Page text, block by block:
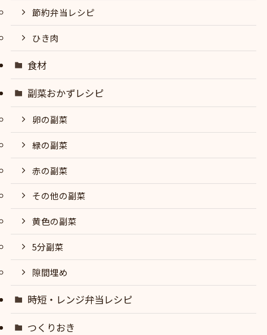
節約弁当レシピ
ひき肉
食材
副菜おかずレシピ
卵の副菜
緑の副菜
赤の副菜
その他の副菜
黄色の副菜
5分副菜
隙間埋め
時短・レンジ弁当レシピ
つくりおき